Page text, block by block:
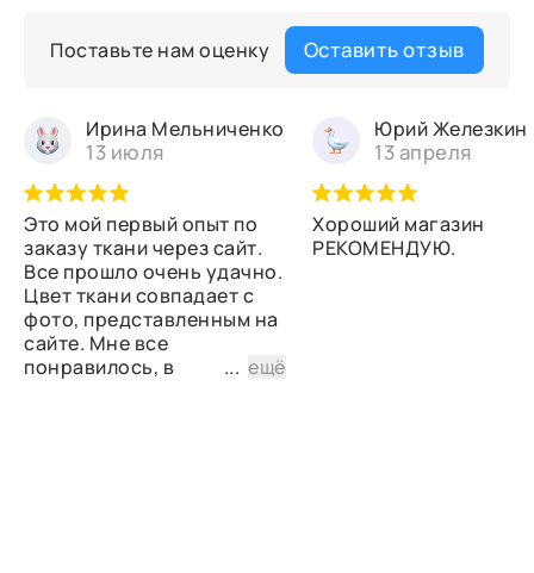
Поставьте нам оценку Оставить отзыв
Ирина Мельниченко
13 июля
Это мой первый опыт по
заказу ткани через сайт.
Все прошло очень удачно.
Цвет ткани совпадает с
фото, представленным на
сайте. Мне все
понравилось, в
...ещё
Юрий Железкин
13 апреля
Хороший магазин
РЕКОМЕНДУЮ.